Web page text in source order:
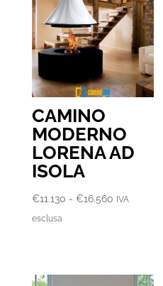
CAMINO
MODERNO
LORENA AD
ISOLA
€11.130 - €16.560Fascia
IVA
esclusa